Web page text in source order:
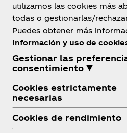
Nosotros
¿Necesitas ayuda?
Legal
utilizamos las cookies más
todas o gestionarlas/
Puedes obtener más
Información y uso de
Gestionar las
consentimiento ▼
Cookies estrictamente
necesarias
Cookies de rendimiento